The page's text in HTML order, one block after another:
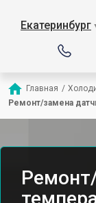
Екатеринбург
Главная /
Ремонт/замена